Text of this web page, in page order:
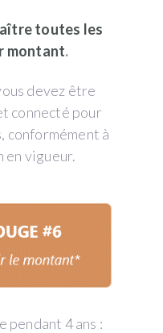
toutes les
montant.
devez être
connecté pour
conformément à
en vigueur.
pendant 4 ans :